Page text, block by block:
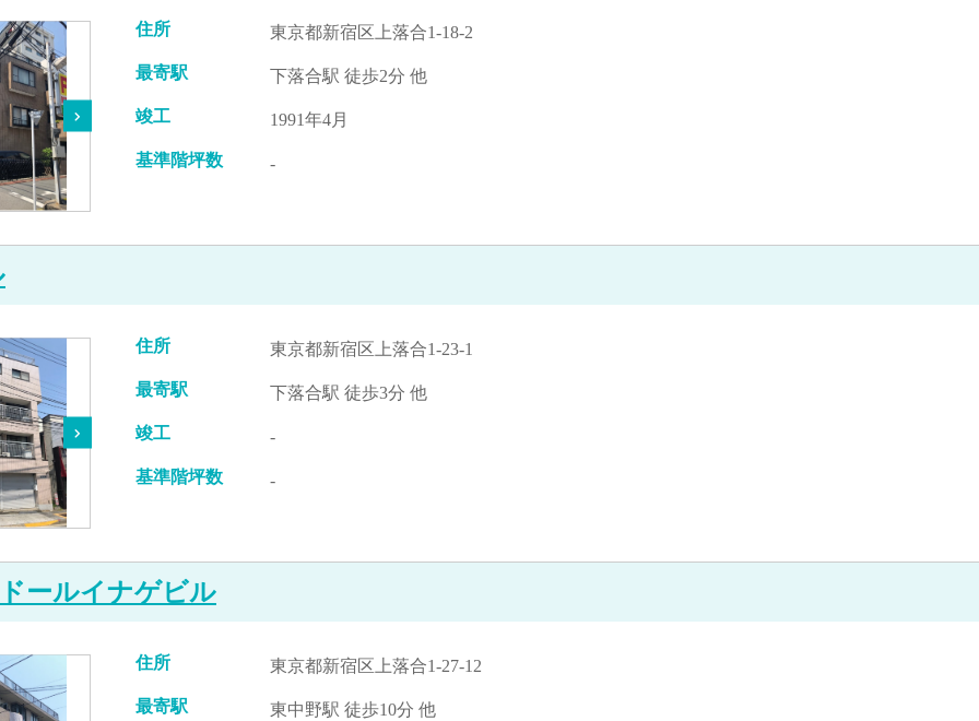
住所 東京都新宿区上落合1-18-2
最寄駅 下落合駅 徒歩2分 他
竣工 1991年4月
基準階坪数 -
住所 東京都新宿区上落合1-23-1
最寄駅 下落合駅 徒歩3分 他
竣工 -
基準階坪数 -
ールイナゲビル
住所 東京都新宿区上落合1-27-12
最寄駅 東中野駅 徒歩10分 他